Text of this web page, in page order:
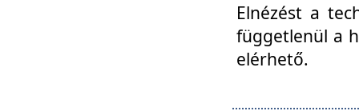
Elnézést a
függetlenül a
elérhető.